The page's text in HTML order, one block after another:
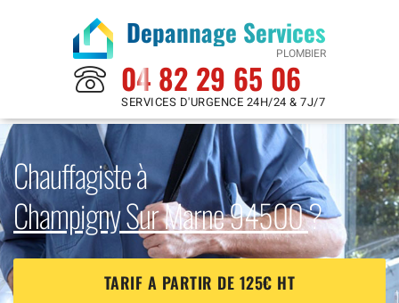
Depannage Services
PLOMBIER
04 82 29 65 06
SERVICES D'URGENCE 24H/24 & 7J/7
Chauffagiste à
Champigny Sur Marne 94500?
TARIF A PARTIR DE 125€ HT